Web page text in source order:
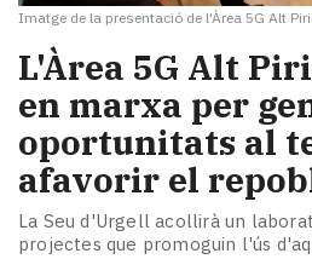
Imatge de la presentació de l'Àrea 5G Alt
L'Àrea 5G Alt
en marxa per
oportunitats al
afavorir el
La Seu d'Urgell acollirà un
projectes que promoguin l'ús